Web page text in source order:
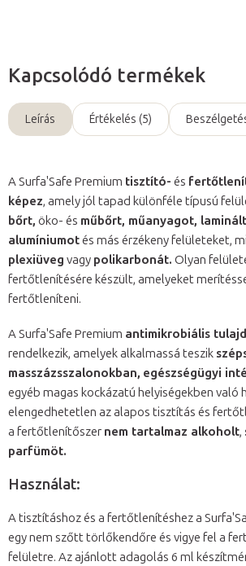
Kapcsolódó termékek
Leírás Értékelés (5)
A Surfa'Safe Premium tisztító- és
képez, amely jól tapad különféle típusú
bőrt, öko- és műbőrt, műanyagot, laminált
alumíniumotés más érzékeny felületeket,
plexiüveg vagy polikarbonát. Olyan
fertőtlenítésére készült, amelyeket
fertőtleníteni.
A Surfa'Safe Premium antimikrobiális
rendelkezik, amelyek alkalmassá teszik
masszázsszalonokban, egészségügyi
egyéb magas kockázatú helyiségekben való
elengedhetetlen az alapos tisztítás és
a fertőtlenítőszer nem tartalmaz alkoholt,
parfümöt.
Használat:
A tisztításhoz és a fertőtlenítéshez a
egy nem szőtt törlőkendőre és vigye fel a
felületre. Az ajánlott adagolás 6 ml